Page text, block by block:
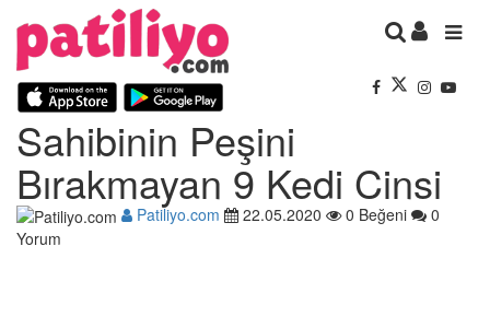
Sahibinin Peşini
Bırakmayan 9 Kedi Cinsi
Patiliyo.com 22.05.2020 0 Beğeni
0
Yorum